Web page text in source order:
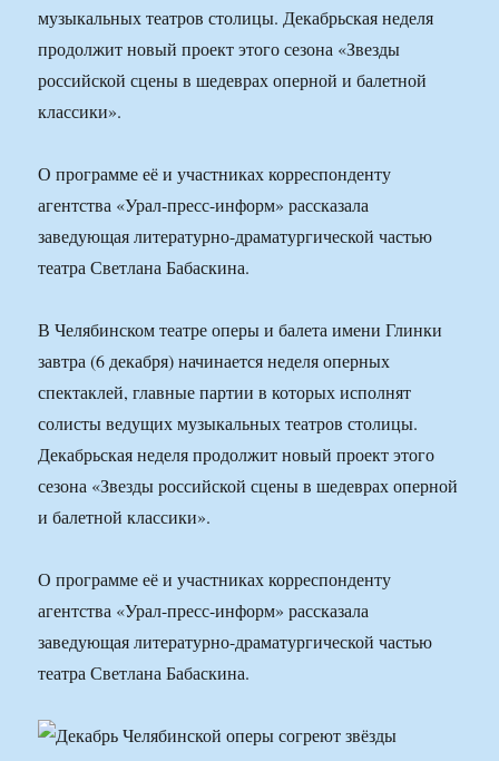
музыкальных театров столицы. Декабрьская неделя
продолжит новый проект этого сезона «Звезды
российской сцены в шедеврах оперной и балетной
классики».
О программе её и участниках корреспонденту
агентства «Урал-пресс-информ» рассказала
заведующая литературно-драматургической частью
театра Светлана Бабаскина.
В Челябинском театре оперы и балета имени Глинки
завтра (6 декабря) начинается неделя оперных
спектаклей, главные партии в которых исполнят
солисты ведущих музыкальных театров столицы.
Декабрьская неделя продолжит новый проект этого
сезона «Звезды российской сцены в шедеврах оперной
и балетной классики».
О программе её и участниках корреспонденту
агентства «Урал-пресс-информ» рассказала
заведующая литературно-драматургической частью
театра Светлана Бабаскина.